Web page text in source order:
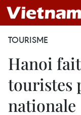
TOURISME
Hanoi
touristes
nationale